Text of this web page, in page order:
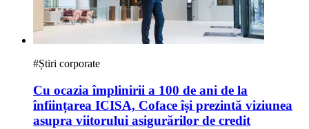
#Știri corporate
Cu ocazia împlinirii a 100 de ani de la
înființarea ICISA, Coface își prezintă viziunea
asupra viitorului asigurărilor de credit